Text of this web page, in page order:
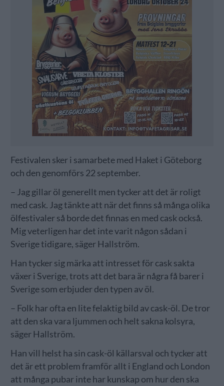
Festivalen sker i samarbete med Haket i Göteborg
och den genomförs 22 september.
– Jag gillar öl generellt men tycker att det är roligt
med cask. Jag tänkte att när det finns så många olika
ölfestivaler så borde det finnas en med cask också.
Mig veterligen har det inte varit någon sådan i
Sverige tidigare, säger Hallström.
Han tycker sig märka att intresset för cask sakta
växer i Sverige, trots att det bara är några få barer i
Sverige som erbjuder den typen av öl.
– Folk har ofta en lite felaktig bild av cask-öl. De tror
att den ska vara ljummen och helt sakna kolsyra,
säger Hallström.
Han vill helst ha sin cask-öl källarsval och tycker att
det är ett problem framför allt i England och London
att många pubar inte har kunskap om hur den ska